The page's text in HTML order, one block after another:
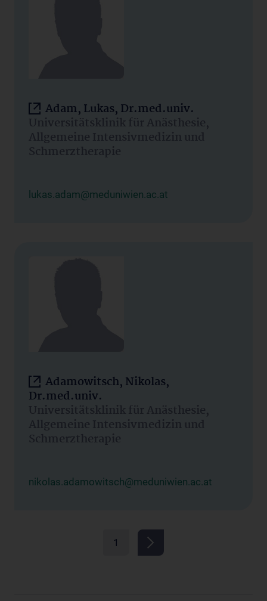
Adam, Lukas, Dr.med.univ.
Universitätsklinik für Anästhesie,
Allgemeine Intensivmedizin und
Schmerztherapie
lukas.adam@meduniwien.ac.at
Adamowitsch, Nikolas,
Dr.med.univ.
Universitätsklinik für Anästhesie,
Allgemeine Intensivmedizin und
Schmerztherapie
nikolas.adamowitsch@meduniwien.ac.at
1